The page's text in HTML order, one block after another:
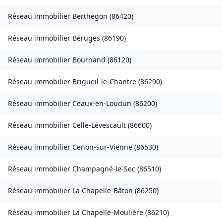
Réseau immobilier Berthegon (86420)
Réseau immobilier Béruges (86190)
Réseau immobilier Bournand (86120)
Réseau immobilier Brigueil-le-Chantre (86290)
Réseau immobilier Ceaux-en-Loudun (86200)
Réseau immobilier Celle-Lévescault (86600)
Réseau immobilier Cenon-sur-Vienne (86530)
Réseau immobilier Champagné-le-Sec (86510)
Réseau immobilier La Chapelle-Bâton (86250)
Réseau immobilier La Chapelle-Moulière (86210)